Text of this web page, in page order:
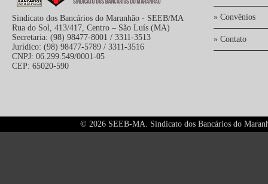
Sindicato dos Bancários do Maranhão - SEEB/MA
Rua do Sol, 413/417, Centro – São Luís (MA)
Secretaria: (98) 98477-8001 / 3311-3513
Jurídico: (98) 98477-5789 / 3311-3516
CNPJ: 06.299.549/0001-05
CEP: 65020-590
» Convênios
» Contato
© 2026 SEEB-MA. Sindicato dos Bancários do